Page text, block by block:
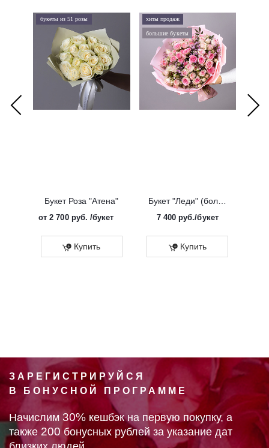
букеты из 51 розы
Букет Роза "Атена"
от2 700 руб. /букет
Купить
хиты продаж
большие букеты
Букет "Леди" (большой)
7 400 руб./букет
Купить
ЗАРЕГИСТРИРУЙСЯ
В БОНУСНОЙ ПРОГРАММЕ
Начислим 30% кешбэк на первую покупку, а
также 200 бонусных рублей за указание дат